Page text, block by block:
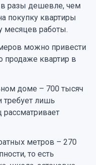
разы дешевле, чем
покупку квартиры
месяцев работы.
можно привести
продаже квартир в
доме – 700 тысяч
требует лишь
метров – 270
то есть